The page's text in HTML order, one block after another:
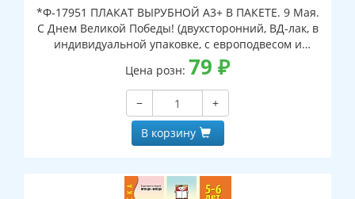
*Ф-17951 ПЛАКАТ ВЫРУБНОЙ А3+ В ПАКЕТЕ. 9 Мая.
С Днем Великой Победы! (двухсторонний, ВД-лак, в
индивидуальной упаковке, с европодвесом и
клеевым клапаном)
Цена розн: 79 ₽
−
+
В корзину